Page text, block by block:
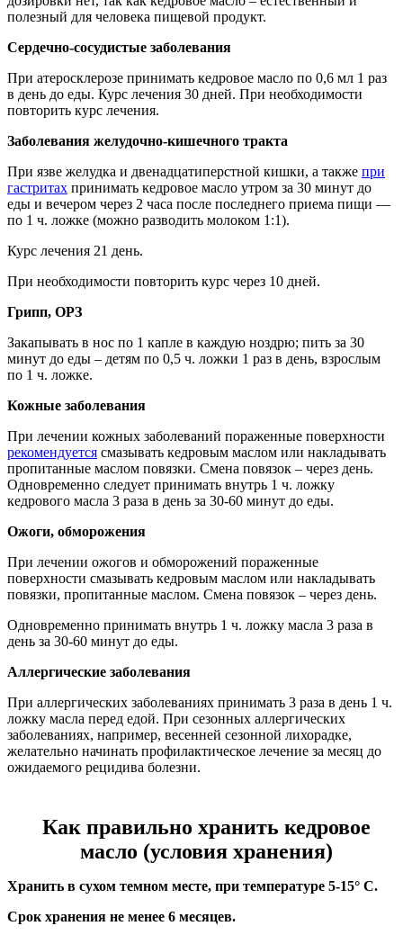
полезный для человека пищевой продукт.
Сердечно-сосудистые заболевания
При атеросклерозе принимать кедровое масло по 0,6 мл 1 раз
в день до еды. Курс лечения 30 дней. При необходимости
повторить курс лечения.
Заболевания желудочно-кишечного тракта
При язве желудка и двенадцатиперстной кишки, а также при
гастритах принимать кедровое масло утром за 30 минут до
еды и вечером через 2 часа после последнего приема пищи —
по 1 ч. ложке (можно разводить молоком 1:1).
Курс лечения 21 день.
При необходимости повторить курс через 10 дней.
Грипп, ОРЗ
Закапывать в нос по 1 капле в каждую ноздрю; пить за 30
минут до еды – детям по 0,5 ч. ложки 1 раз в день, взрослым
по 1 ч. ложке.
Кожные заболевания
При лечении кожных заболеваний пораженные поверхности
рекомендуется смазывать кедровым маслом или накладывать
пропитанные маслом повязки. Смена повязок – через день.
Одновременно следует принимать внутрь 1 ч. ложку
кедрового масла 3 раза в день за 30-60 минут до еды.
Ожоги, обморожения
При лечении ожогов и обморожений пораженные
поверхности смазывать кедровым маслом или накладывать
повязки, пропитанные маслом. Смена повязок – через день.
Одновременно принимать внутрь 1 ч. ложку масла 3 раза в
день за 30-60 минут до еды.
Аллергические заболевания
При аллергических заболеваниях принимать 3 раза в день 1 ч.
ложку масла перед едой. При сезонных аллергических
заболеваниях, например, весенней сезонной лихорадке,
желательно начинать профилактическое лечение за месяц до
ожидаемого рецидива болезни.
Как правильно хранить кедровое
масло (условия хранения)
Хранить в сухом темном месте, при температуре 5-15° C.
Срок хранения не менее 6 месяцев.